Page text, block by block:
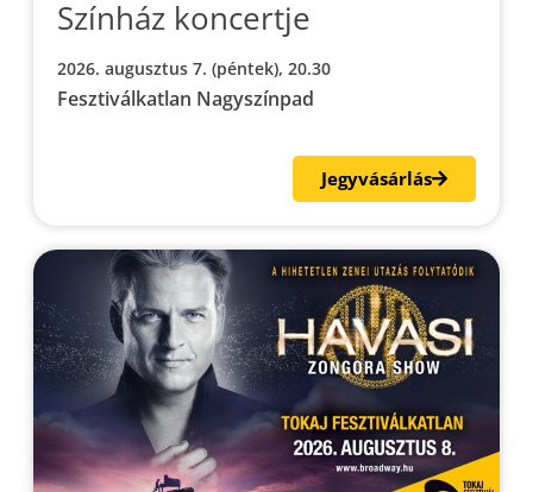
Színház koncertje
2026. augusztus 7. (péntek), 20.30
Fesztiválkatlan Nagyszínpad
Jegyvásárlás